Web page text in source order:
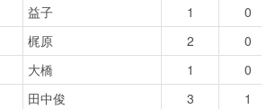
益子 1
0
梶原 2
0
大橋 1
0
田中俊 3
1